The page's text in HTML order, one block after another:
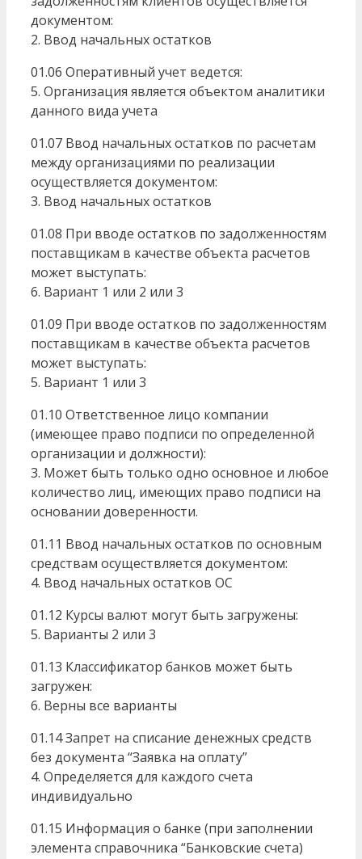
документом:
2. Ввод начальных остатков
01.06 Оперативный учет ведется:
5. Организация является объектом аналитики
данного вида учета
01.07 Ввод начальных остатков по расчетам
между организациями по реализации
осуществляется документом:
3. Ввод начальных остатков
01.08 При вводе остатков по задолженностям
поставщикам в качестве объекта расчетов
может выступать:
6. Вариант 1 или 2 или 3
01.09 При вводе остатков по задолженностям
поставщикам в качестве объекта расчетов
может выступать:
5. Вариант 1 или 3
01.10 Ответственное лицо компании
(имеющее право подписи по определенной
организации и должности):
3. Может быть только одно основное и любое
количество лиц, имеющих право подписи на
основании доверенности.
01.11 Ввод начальных остатков по основным
средствам осуществляется документом:
4. Ввод начальных остатков ОС
01.12 Курсы валют могут быть загружены:
5. Варианты 2 или 3
01.13 Классификатор банков может быть
загружен:
6. Верны все варианты
01.14 Запрет на списание денежных средств
без документа “Заявка на оплату”
4. Определяется для каждого счета
индивидуально
01.15 Информация о банке (при заполнении
элемента справочника “Банковские счета)